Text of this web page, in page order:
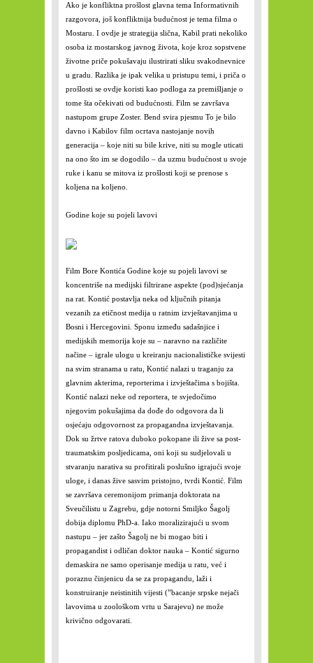
Ako je konfliktna prošlost glavna tema Informativnih
razgovora, još konfliktnija budućnost je tema filma o
Mostaru. I ovdje je strategija slična, Kabil prati nekoliko
osoba iz mostarskog javnog života, koje kroz sopstvene
životne priče pokušavaju ilustrirati sliku svakodnevnice
u gradu. Razlika je ipak velika u pristupu temi, i priča o
prošlosti se ovdje koristi kao podloga za premišljanje o
tome šta očekivati od budućnosti. Film se završava
nastupom grupe Zoster. Bend svira pjesmu To je bilo
davno i Kabilov film ocrtava nastojanje novih
generacija – koje niti su bile krive, niti su mogle uticati
na ono što im se dogodilo – da uzmu budućnost u svoje
ruke i kanu se mitova iz prošlosti koji se prenose s
koljena na koljeno.
Godine koje su pojeli lavovi
Film Bore Kontića Godine koje su pojeli lavovi se
koncentriše na medijski filtrirane aspekte (pod)sjećanja
na rat. Kontić postavlja neka od ključnih pitanja
vezanih za etičnost medija u ratnim izvještavanjima u
Bosni i Hercegovini. Sponu između sadašnjice i
medijskih memorija koje su – naravno na različite
načine – igrale ulogu u kreiranju nacionalističke svijesti
na svim stranama u ratu, Kontić nalazi u traganju za
glavnim akterima, reporterima i izvještačima s bojišta.
Kontić nalazi neke od reportera, te svjedočimo
njegovim pokušajima da dođe do odgovora da li
osjećaju odgovornost za propagandna izvještavanja.
Dok su žrtve ratova duboko pokopane ili žive sa post-
traumatskim posljedicama, oni koji su sudjelovali u
stvaranju narativa su profitirali poslušno igrajući svoje
uloge, i danas žive sasvim pristojno, tvrdi Kontić. Film
se završava ceremonijom primanja doktorata na
Sveučilistu u Zagrebu, gdje notorni Smiljko Šagolj
dobija diplomu PhD-a. Iako moralizirajući u svom
nastupu – jer zašto Šagolj ne bi mogao biti i
propagandist i odličan doktor nauka – Kontić sigurno
demaskira ne samo operisanje medija u ratu, već i
poraznu činjenicu da se za propagandu, laži i
konstruiranje neistinitih vijesti (”bacanje srpske nejači
lavovima u zoološkom vrtu u Sarajevu) ne može
krivično odgovarati.